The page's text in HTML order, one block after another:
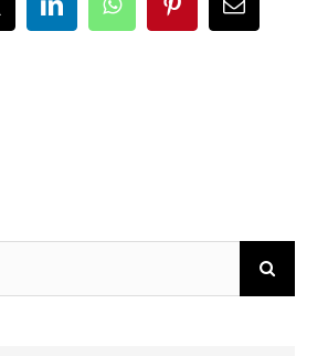
LinkedInWhatsAppPinterestEmail